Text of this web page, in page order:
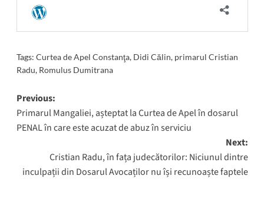
Tags: Curtea de Apel Constanţa, Didi Călin, primarul Cristian
Radu, Romulus Dumitrana
Post
navigation
Previous:
Primarul Mangaliei, așteptat la Curtea de Apel în dosarul
PENAL în care este acuzat de abuz în serviciu
Next:
Cristian Radu, în fața judecătorilor: Niciunul dintre
inculpații din Dosarul Avocaților nu își recunoaște faptele